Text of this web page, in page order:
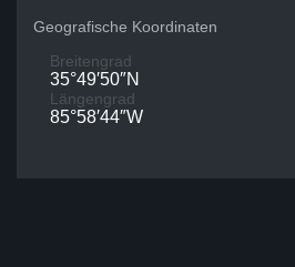
Geografische Koordinaten
Breitengrad
35°49′50″N
Längengrad
85°58′44″W